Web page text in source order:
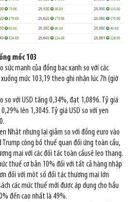
mốc 103
sức mạnh của đồng bạc xanh so với các
mức 103,19 theo ghi nhận lúc 7h (giờ
so với USD tăng 0,34%, đạt 1,0896. Tỷ giá
lên 1,3045. Tỷ giá USD so với yen
Nhật nhưng lại giảm so với đồng euro vào
công bố thuế quan đối ứng toàn cầu,
mại với các đối tác toàn cầusẽ leo thang.
thuế cơ bản 10% đối với tất cả hàng nhập
đối với một số đối tác thương mại lớn
các mức thuế mới được áp dụng cho hầu
đến cao nhất là 49%.